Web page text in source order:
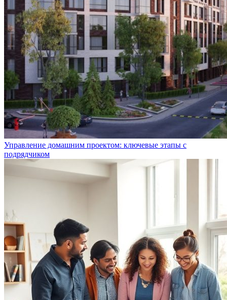
Управление домашним проектом: ключевые этапы с
подрядчиком